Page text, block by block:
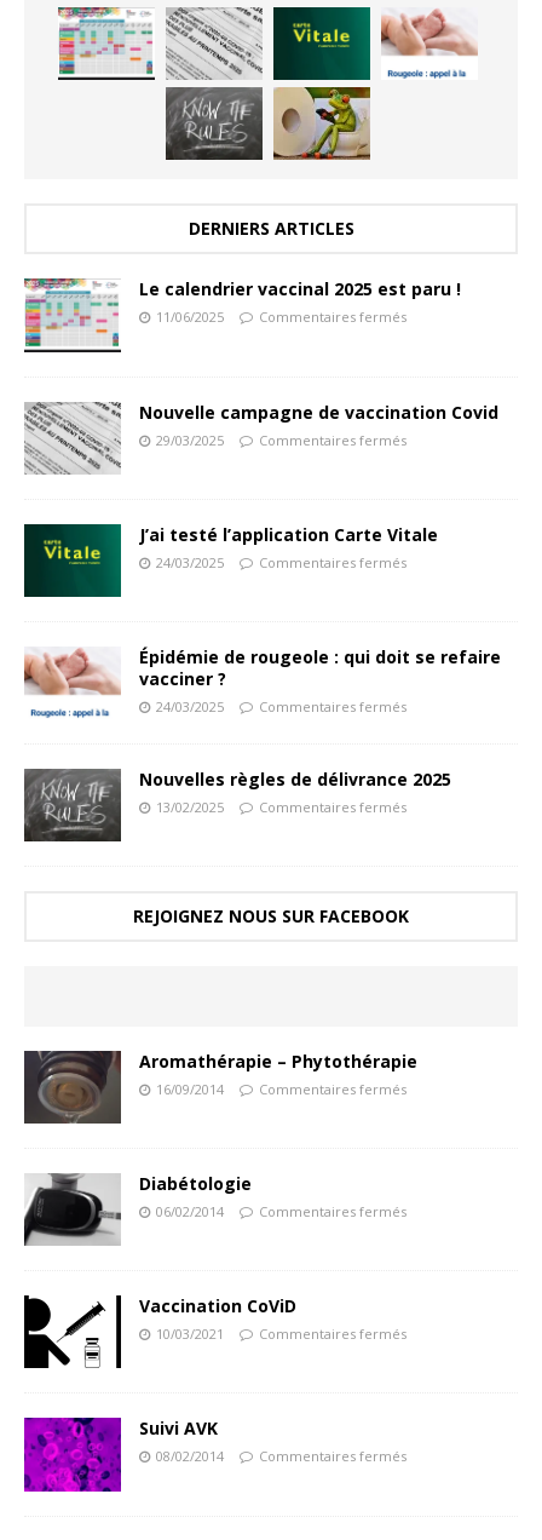
DERNIERS ARTICLES
Le calendrier vaccinal 2025 est paru !
11/06/2025 Commentaires fermés
Nouvelle campagne de vaccination Covid
29/03/2025 Commentaires fermés
J’ai testé l’application Carte Vitale
24/03/2025 Commentaires fermés
Épidémie de rougeole : qui doit se refaire
vacciner ?
24/03/2025 Commentaires fermés
Nouvelles règles de délivrance 2025
13/02/2025 Commentaires fermés
REJOIGNEZ NOUS SUR FACEBOOK
Aromathérapie – Phytothérapie
16/09/2014 Commentaires fermés
Diabétologie
06/02/2014 Commentaires fermés
Vaccination CoViD
10/03/2021 Commentaires fermés
Suivi AVK
08/02/2014 Commentaires fermés